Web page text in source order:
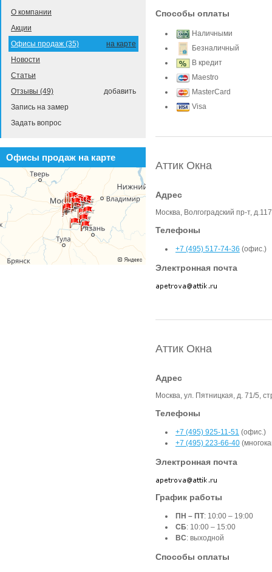
Способы оплаты
Наличными
Безналичный
В кредит
Maestro
MasterCard
Visa
Аттик Окна
Адрес
Москва, Волгоградский пр-т,
Телефоны
+7 (495) 517-74-36 (офис.)
Электронная почта
Аттик Окна
Адрес
Москва, ул. Пятницкая, д. 71/5,
Телефоны
+7 (495) 925-11-51 (офис.)
+7 (495) 223-66-40
Электронная почта
График работы
ПН – ПТ: 10:00 – 19:00
СБ: 10:00 – 15:00
ВС: выходной
Способы оплаты
О компании
Акции
на карте
Офисы продаж (35)
Новости
Статьи
добавить
Отзывы (49)
Запись на замер
Задать вопрос
Офисы продаж на карте